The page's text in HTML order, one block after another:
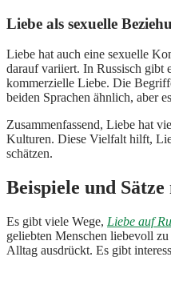
Liebe als sexuelle
Liebe hat auch eine sexuelle
darauf variiert. In Russisch gibt
kommerzielle Liebe. Die
beiden Sprachen ähnlich, aber
Zusammenfassend, Liebe hat
Kulturen. Diese Vielfalt hilft,
schätzen.
Beispiele und
Es gibt viele Wege, Liebe auf
geliebten Menschen liebevoll
Alltag ausdrückt. Es gibt